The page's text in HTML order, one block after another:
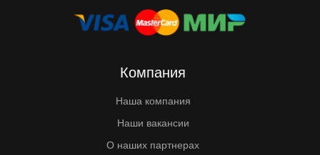
Компания
Наша компания
Наши вакансии
О наших партнерах